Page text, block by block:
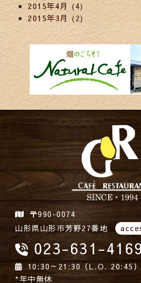
2015年4月 (4)
2015年3月 (2)
〒990-0074
山形県山形市芳野27番地
023-631-4169
10:30～21:30（L.O. 20:45）
*年中無休